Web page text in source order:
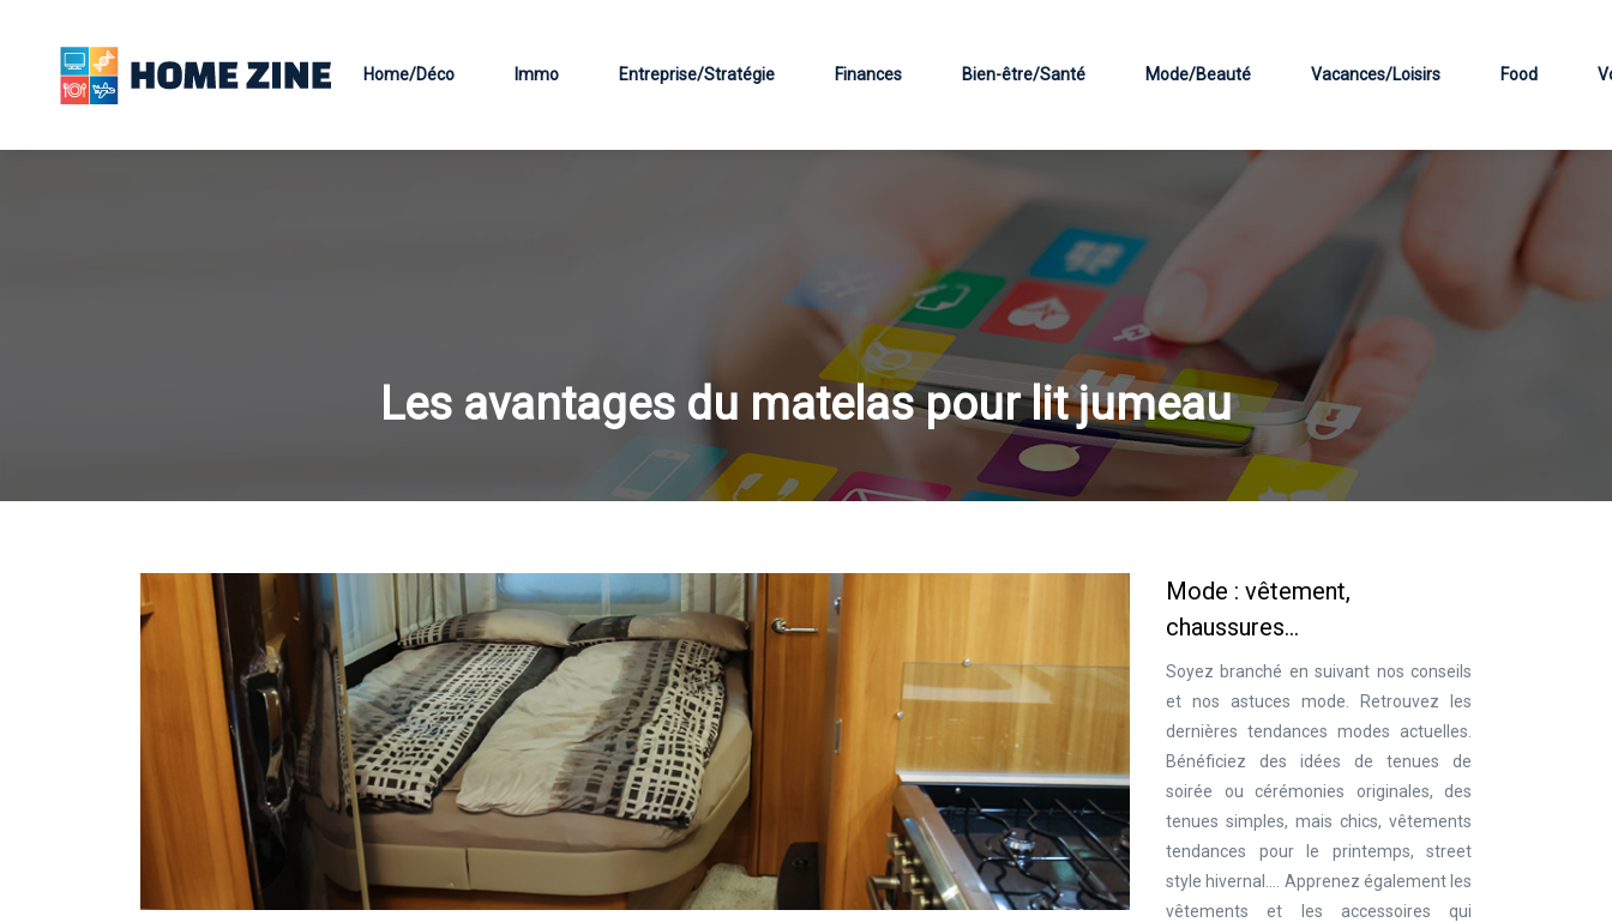
Home/Déco Immo Entreprise/Stratégie Finances Bien-être/Santé Mode/Beauté Vacances/Loisirs Food
Les avantages du matelas pour lit jumeau
Mode : vêtement,
chaussures…
Soyez branché en suivant nos conseils
et nos astuces mode. Retrouvez les
dernières tendances modes actuelles.
Bénéficiez des idées de tenues de
soirée ou cérémonies originales, des
tenues simples, mais chics, vêtements
tendances pour le printemps, street
style hivernal…. Apprenez également les
vêtements et les accessoires qui